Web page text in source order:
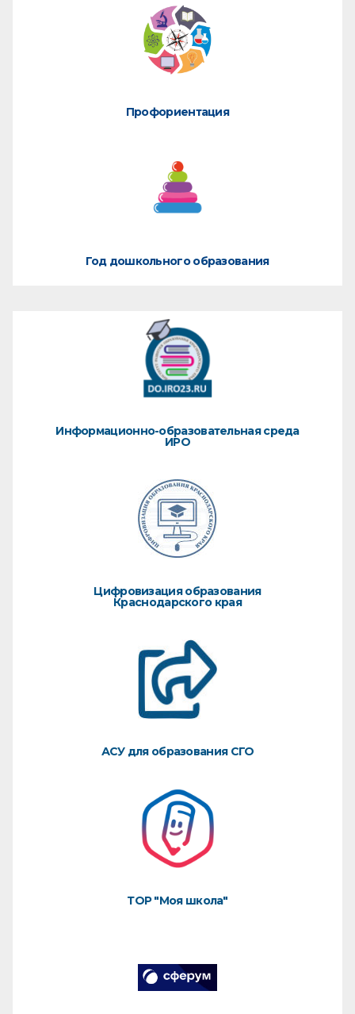
Профориентация
Год дошкольного образования
Информационно-образовательная среда
ИРО
Цифровизация образования
Краснодарского края
АСУ для образования СГО
ТОР "Моя школа"